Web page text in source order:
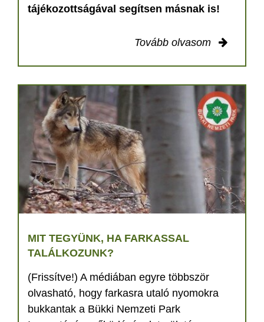
tájékozottságával segítsen másnak is!
Tovább olvasom
MIT TEGYÜNK, HA FARKASSAL
TALÁLKOZUNK?
(Frissítve!) A médiában egyre többször
olvasható, hogy farkasra utaló nyomokra
bukkantak a Bükki Nemzeti Park